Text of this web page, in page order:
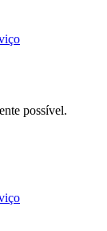
possível.